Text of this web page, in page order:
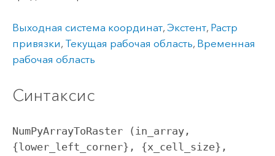
Выходная система координат, Экстент, Растр
привязки, Текущая рабочая область, Временная
рабочая область
Синтаксис
NumPyArrayToRaster (in_array,
{lower_left_corner}, {x_cell_size},